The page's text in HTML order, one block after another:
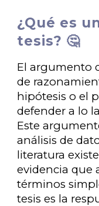
¿Qué es
tesis? 🤔
El argumento
de
hipótesis o el
defender a lo
Este
análisis de
literatura
evidencia que
términos
tesis es la